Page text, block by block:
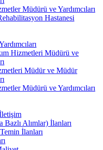
Müdürü ve Yardımcıları
Hastanesi
Hizmetleri Müdürü ve
Müdür ve Müdür
Müdürü ve Yardımcıları
Bazlı Alımlar) İlanları
İlanları